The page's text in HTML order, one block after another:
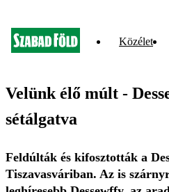
Közélet
Velünk élő múlt -
sétálgatva
Feldúlták és kifosztották a
Tiszavasváriban. Az is